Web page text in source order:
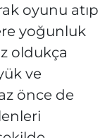
oyunu atıp
yoğunluk
oldukça
ve
önce de